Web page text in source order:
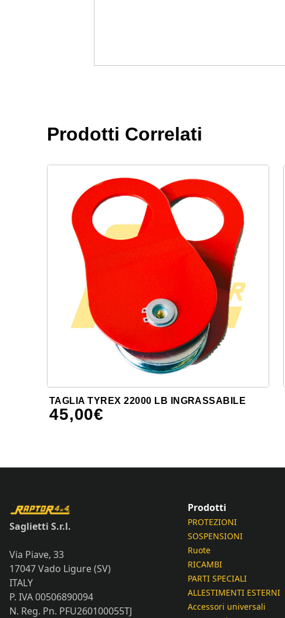
Prodotti Correlati
TAGLIA TYREX 22000 LB INGRASSABILE
45,00€
Saglietti S.r.l.
Via Piave, 33
17047 Vado Ligure (SV)
ITALY
P. IVA 00506890094
N. Reg. Pn. PFU260100055TJ
Prodotti
PROTEZIONI
SOSPENSIONI
Ruote
RICAMBI
PARTI SPECIALI
ALLESTIMENTI ESTERNI
Accessori universali